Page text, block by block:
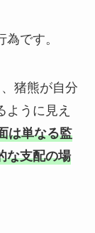
です。
猪熊が自分
ように見え
は単なる監
な支配の場